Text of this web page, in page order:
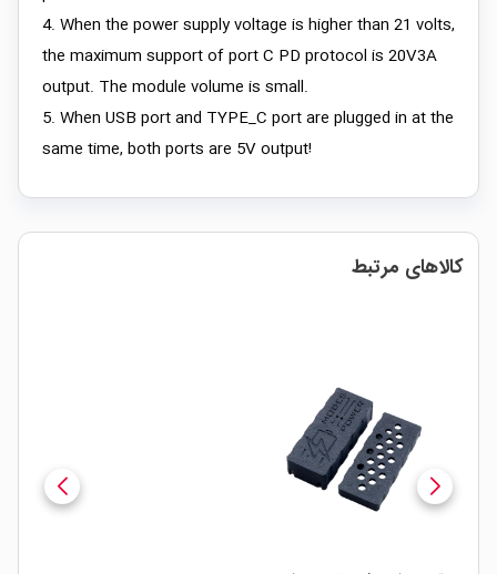
4. When the power supply voltage is higher than 21 volts,
the maximum support of port C PD protocol is 20V3A
output. The module volume is small.
5. When USB port and TYPE_C port are plugged in at the
same time, both ports are 5V output!
کالاهای مرتبط